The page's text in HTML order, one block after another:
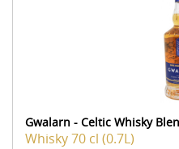
Gwalarn - Celtic Whisky
Whisky70 cl (0.7L)